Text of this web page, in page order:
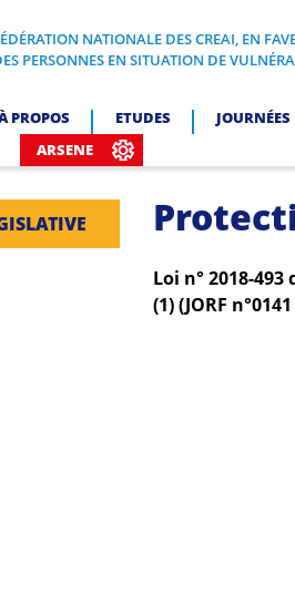
NATIONALE DES CREAI,
NATIONALE DES CREAI, EN
PERSONNES EN SITUATION DE
PROPOS ETUDES
ARSENE
Loi n° 2018-
(1) (JORF